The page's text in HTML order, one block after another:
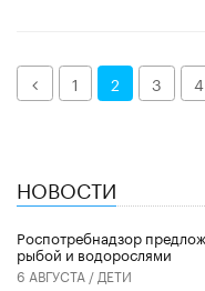
Назад1 2 3 4
НОВОСТИ
Роспотребнадзор
рыбой и водорослями
6 АВГУСТА / ДЕТИ